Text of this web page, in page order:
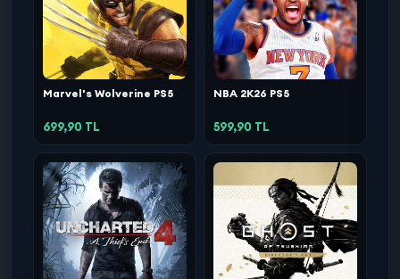
Marvel's Wolverine PS5
699,90 TL
NBA 2K26 PS5
599,90 TL